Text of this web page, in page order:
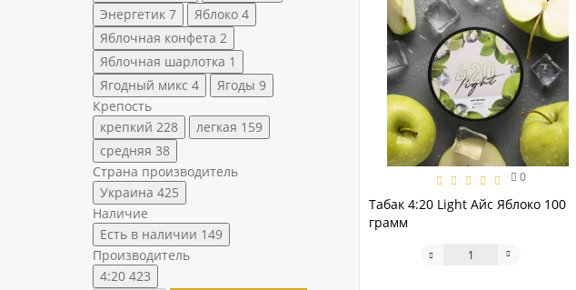
Энергетик 7 Яблоко 4
Яблочная конфета 2
Яблочная шарлотка 1
Ягодный микс 4 Ягоды 9
Крепость
крепкий 228 легкая 159
средняя 38
Страна производитель
Украина 425
Наличие
Есть в наличии 149
Производитель
4:20 423
0
Табак 4:20 Light Айс Яблоко 100
грамм